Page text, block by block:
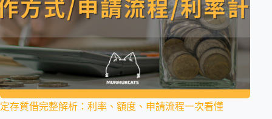
定存質借完整解析：利率、額度、申請流程一次看懂